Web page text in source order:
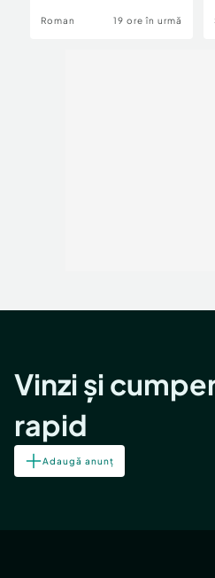
Roman 19 ore în urmă
Vinzi și
rapid
Adaugă anunț